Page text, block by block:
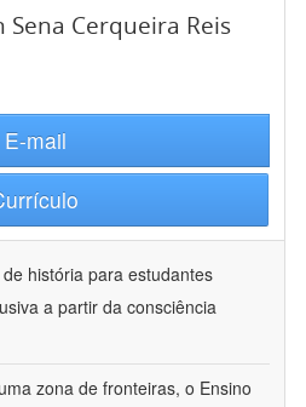
Sena Cerqueira Reis
E-mail
história para estudantes
a partir da consciência
zona de fronteiras, o Ensino